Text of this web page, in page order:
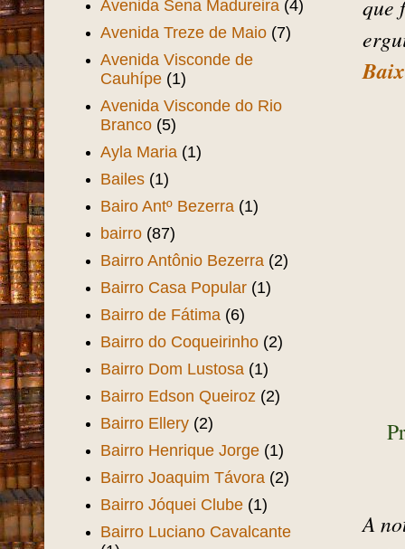
Não
pé-
Avenida Matias Beck (1)
Avenida Pessoa Anta (8)
Avenida Presidente Castelo
Branco (2)
Avenida Santos Dumont (7)
Avenida Sena Madureira
Avenida Treze de Maio
Avenida Visconde de
Cauhípe
(1)
Avenida Visconde do Rio
Branco (5)
Ayla Maria (1)
Bailes (1)
Bairo Antº Bezerra (1)
bairro (87)
Bairro Antônio Bezerra (2)
Bairro Casa Popular
Bairro de Fátima (6)
Bairro do Coqueirinho (2)
Bairro Dom Lustosa (1)
Bairro Edson Queiroz (2)